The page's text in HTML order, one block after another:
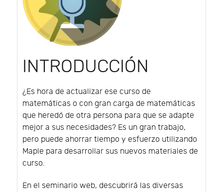
INTRODUCCIÓN
¿Es hora de actualizar ese curso de
matemáticas o con gran carga de matemáticas
que heredó de otra persona para que se adapte
mejor a sus necesidades? Es un gran trabajo,
pero puede ahorrar tiempo y esfuerzo utilizando
Maple para desarrollar sus nuevos materiales de
curso.
En el seminario web, descubrirá las diversas